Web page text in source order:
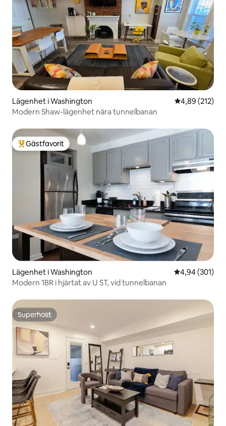
Lägenhet i Washington 4,89 av 5 i
4,89 (212)
Modern Shaw-lägenhet nära tunnelbanan
Populär gästfavorit
Gästfavorit
Lägenhet i Washington 4,94 av 5 i
4,94 (301)
Modern 1BR i hjärtat av U ST, vid tunnelbanan
Superhost
Superhost